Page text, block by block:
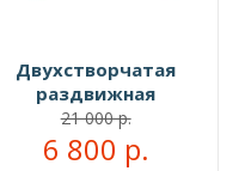
Двухстворчатая
раздвижная
перегородка №109999
21 000 р.
6 800 р.